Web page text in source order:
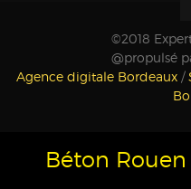
©2018
@propulsé
Agence digitale Bordeaux /
Béton Rouen